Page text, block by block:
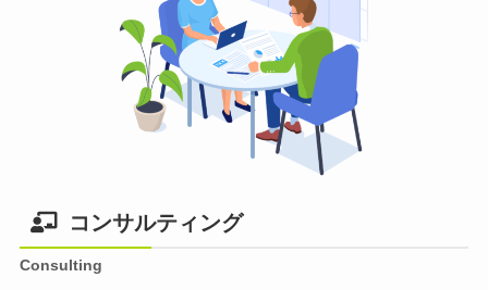
コンサルティング
Consulting